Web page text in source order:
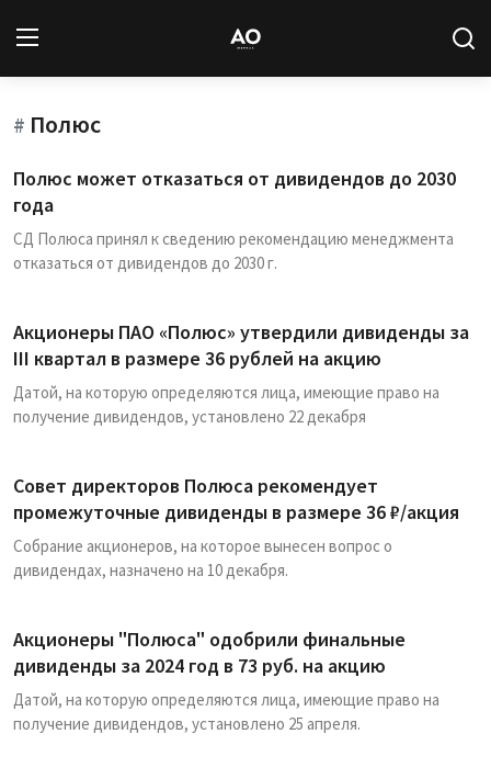
Вход
Новости
Статьи
Архив
База знаний
# Полюс
Полюс может отказаться от дивидендов до 2030
года
СД Полюса принял к сведению рекомендацию менеджмента
отказаться от дивидендов до 2030 г.
Акционеры ПАО «Полюс» утвердили дивиденды за
III квартал в размере 36 рублей на акцию
Датой, на которую определяются лица, имеющие право на
получение дивидендов, установлено 22 декабря
Совет директоров Полюса рекомендует
промежуточные дивиденды в размере 36 ₽/акция
Собрание акционеров, на которое вынесен вопрос о
дивидендах, назначено на 10 декабря.
Акционеры "Полюса" одобрили финальные
дивиденды за 2024 год в 73 руб. на акцию
Датой, на которую определяются лица, имеющие право на
получение дивидендов, установлено 25 апреля.